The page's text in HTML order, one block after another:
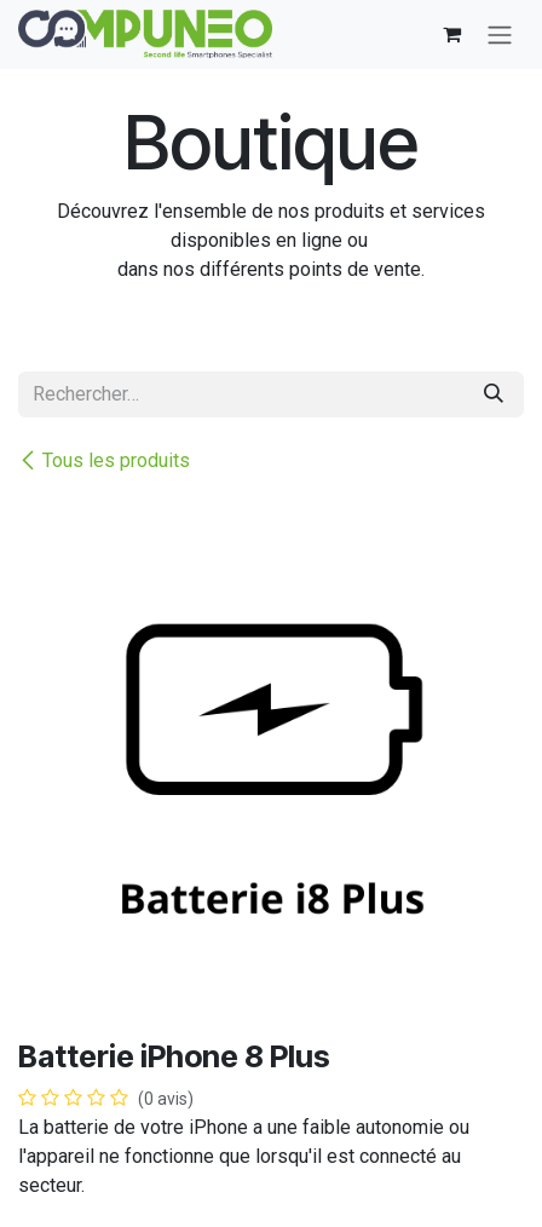
Se rendre au contenu
Boutique
Découvrez l'ensemble de nos produits et services
disponibles en ligne ou
dans nos différents points de vente.
Tous les produits
Batterie iPhone 8 Plus
(0 avis)
La batterie de votre iPhone a une faible autonomie ou
l'appareil ne fonctionne que lorsqu'il est connecté au
secteur.